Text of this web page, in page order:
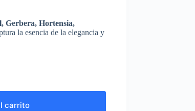
Gerbera, Hortensia,
la esencia de la elegancia y
carrito